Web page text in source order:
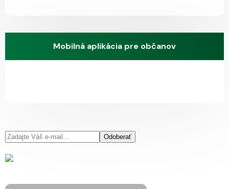
Mobilná aplikácia pre občanov
Odoberať